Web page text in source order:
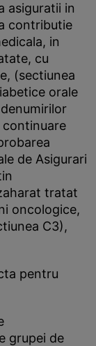
asiguratii in
contributie
in
cu
(sectiunea
orale
de Asigurari
tratat
oncologice,
C3),
pentru
grupei de